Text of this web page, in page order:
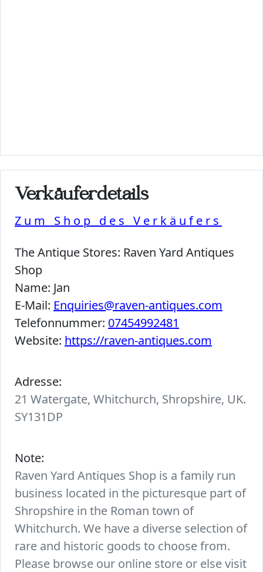
Verkäuferdetails
Zum Shop des Verkäufers
The Antique Stores: Raven Yard Antiques
Shop
Name: Jan
E-Mail: Enquiries@raven-antiques.com
Telefonnummer: 07454992481
Website: https://raven-antiques.com
Adresse:
21 Watergate, Whitchurch, Shropshire, UK.
SY131DP
Note:
Raven Yard Antiques Shop is a family run
business located in the picturesque part of
Shropshire in the Roman town of
Whitchurch. We have a diverse selection of
rare and historic goods to choose from.
Please browse our online store or else visit